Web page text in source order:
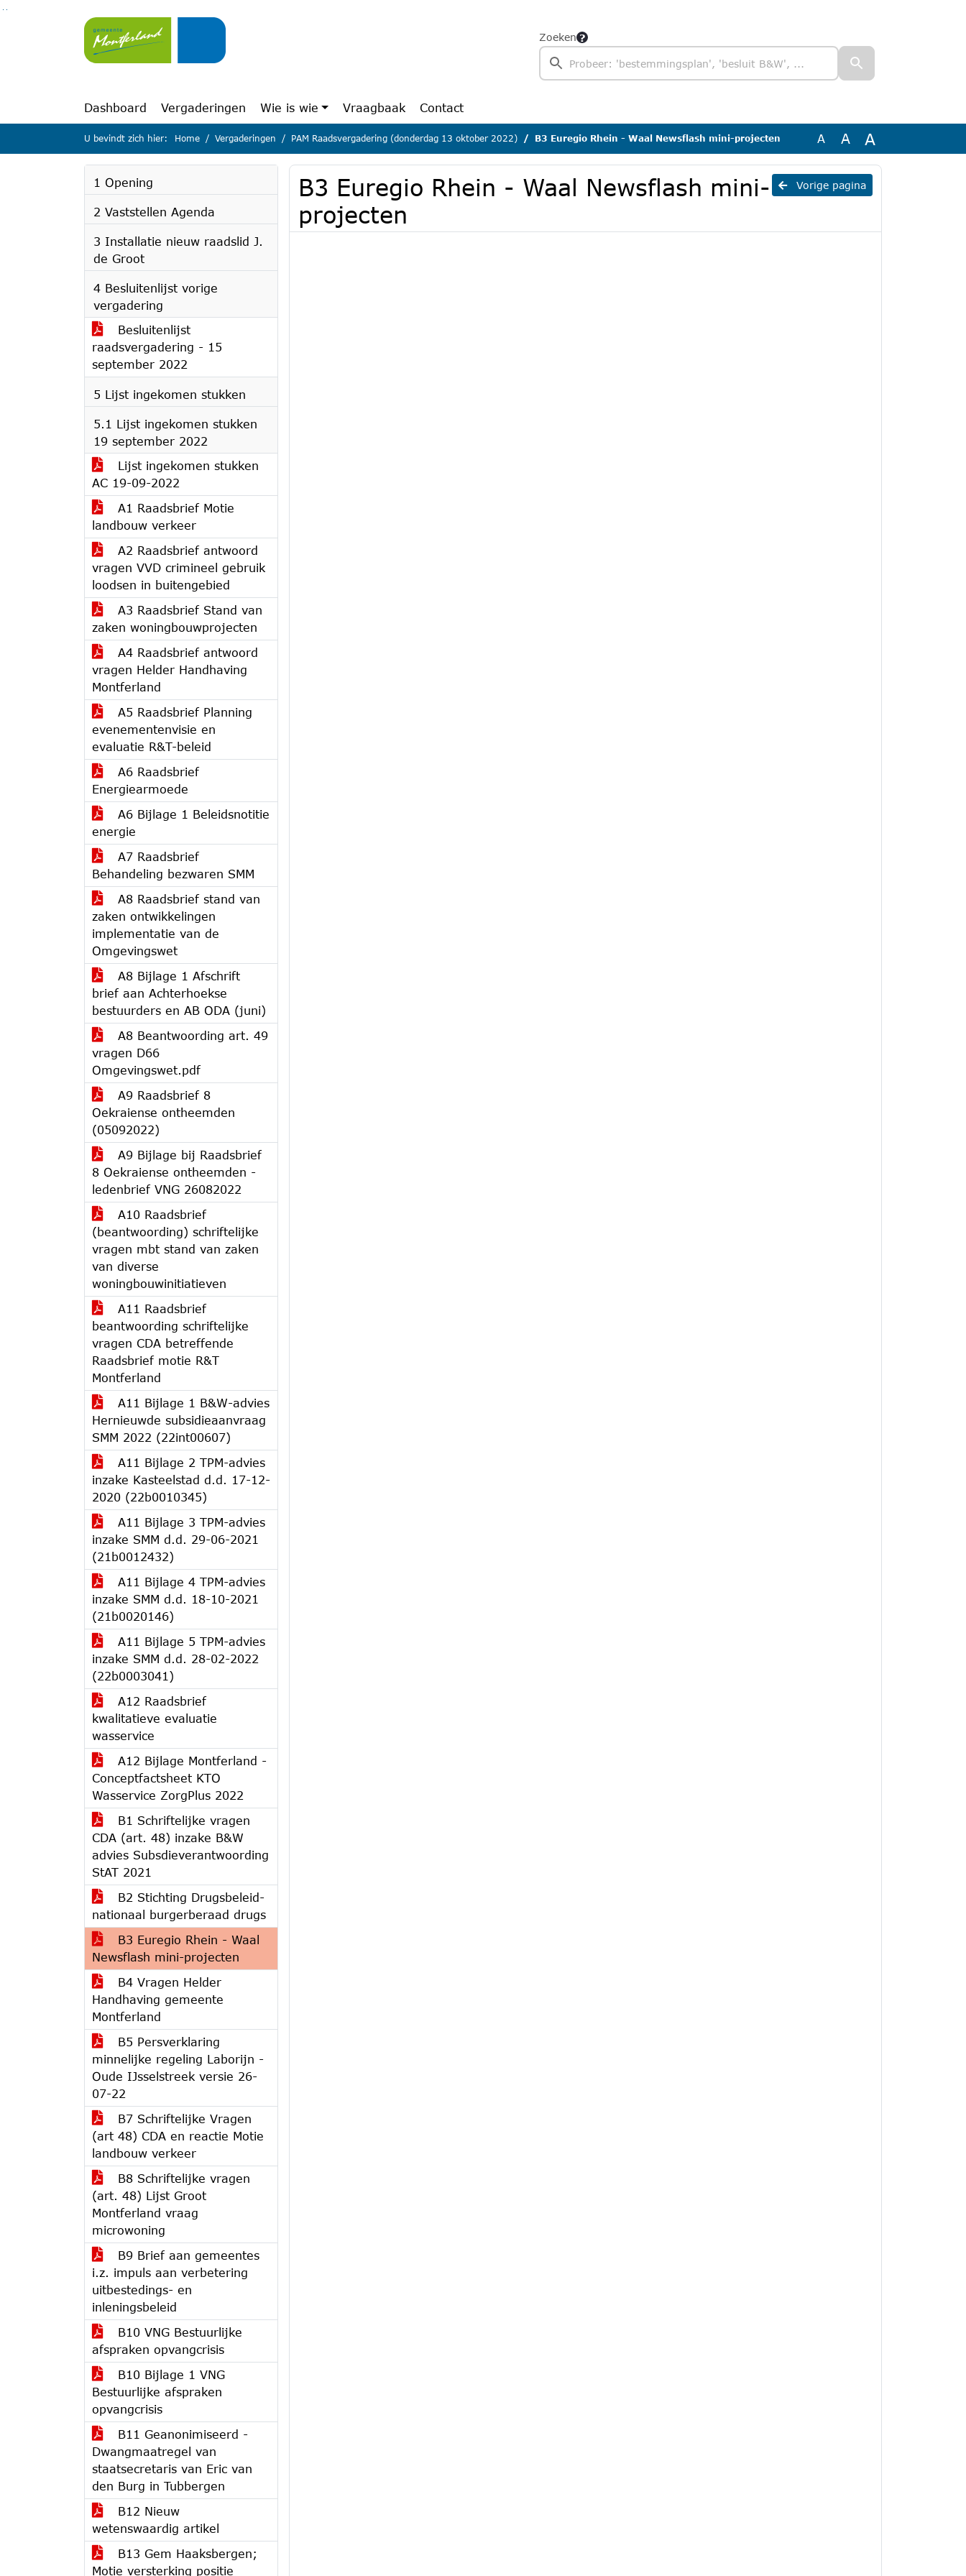
Ga naar de inhoud van deze pagina
Ga naar het zoeken
Ga naar het menu
Zoeken
Dashboard Vergaderingen Wie is wie Vraagbaak Contact
U bevindt zich hier: Home Vergaderingen PAM Raadsvergadering (donderdag 13 oktober 2022) B3 Euregio Rhein - Waal Newsflash mini-projecten A A A
1 Opening
2 Vaststellen Agenda
3 Installatie nieuw raadslid J.
de Groot
4 Besluitenlijst vorige
vergadering
Besluitenlijst
raadsvergadering - 15
september 2022
5 Lijst ingekomen stukken
5.1 Lijst ingekomen stukken
19 september 2022
Lijst ingekomen stukken
AC 19-09-2022
A1 Raadsbrief Motie
landbouw verkeer
A2 Raadsbrief antwoord
vragen VVD crimineel gebruik
loodsen in buitengebied
A3 Raadsbrief Stand van
zaken woningbouwprojecten
A4 Raadsbrief antwoord
vragen Helder Handhaving
Montferland
A5 Raadsbrief Planning
evenementenvisie en
evaluatie R&T-beleid
A6 Raadsbrief
Energiearmoede
A6 Bijlage 1 Beleidsnotitie
energie
A7 Raadsbrief
Behandeling bezwaren SMM
A8 Raadsbrief stand van
zaken ontwikkelingen
implementatie van de
Omgevingswet
A8 Bijlage 1 Afschrift
brief aan Achterhoekse
bestuurders en AB ODA (juni)
A8 Beantwoording art. 49
vragen D66
Omgevingswet.pdf
A9 Raadsbrief 8
Oekraiense ontheemden
(05092022)
A9 Bijlage bij Raadsbrief
8 Oekraiense ontheemden -
ledenbrief VNG 26082022
A10 Raadsbrief
(beantwoording) schriftelijke
vragen mbt stand van zaken
van diverse
woningbouwinitiatieven
A11 Raadsbrief
beantwoording schriftelijke
vragen CDA betreffende
Raadsbrief motie R&T
Montferland
A11 Bijlage 1 B&W-advies
Hernieuwde subsidieaanvraag
SMM 2022 (22int00607)
A11 Bijlage 2 TPM-advies
inzake Kasteelstad d.d. 17-12-
2020 (22b0010345)
A11 Bijlage 3 TPM-advies
inzake SMM d.d. 29-06-2021
(21b0012432)
A11 Bijlage 4 TPM-advies
inzake SMM d.d. 18-10-2021
(21b0020146)
A11 Bijlage 5 TPM-advies
inzake SMM d.d. 28-02-2022
(22b0003041)
A12 Raadsbrief
kwalitatieve evaluatie
wasservice
A12 Bijlage Montferland -
Conceptfactsheet KTO
Wasservice ZorgPlus 2022
B1 Schriftelijke vragen
CDA (art. 48) inzake B&W
advies Subsdieverantwoording
StAT 2021
B2 Stichting Drugsbeleid-
nationaal burgerberaad drugs
B3 Euregio Rhein - Waal
Newsflash mini-projecten
B4 Vragen Helder
Handhaving gemeente
Montferland
B5 Persverklaring
minnelijke regeling Laborijn -
Oude IJsselstreek versie 26-
07-22
B7 Schriftelijke Vragen
(art 48) CDA en reactie Motie
landbouw verkeer
B8 Schriftelijke vragen
(art. 48) Lijst Groot
Montferland vraag
microwoning
B9 Brief aan gemeentes
i.z. impuls aan verbetering
uitbestedings- en
inleningsbeleid
B10 VNG Bestuurlijke
afspraken opvangcrisis
B10 Bijlage 1 VNG
Bestuurlijke afspraken
opvangcrisis
B11 Geanonimiseerd -
Dwangmaatregel van
staatsecretaris van Eric van
den Burg in Tubbergen
B12 Nieuw
wetenswaardig artikel
B13 Gem Haaksbergen;
Motie versterking positie
Vorige pagina
B3 Euregio Rhein - Waal Newsflash mini-
projecten